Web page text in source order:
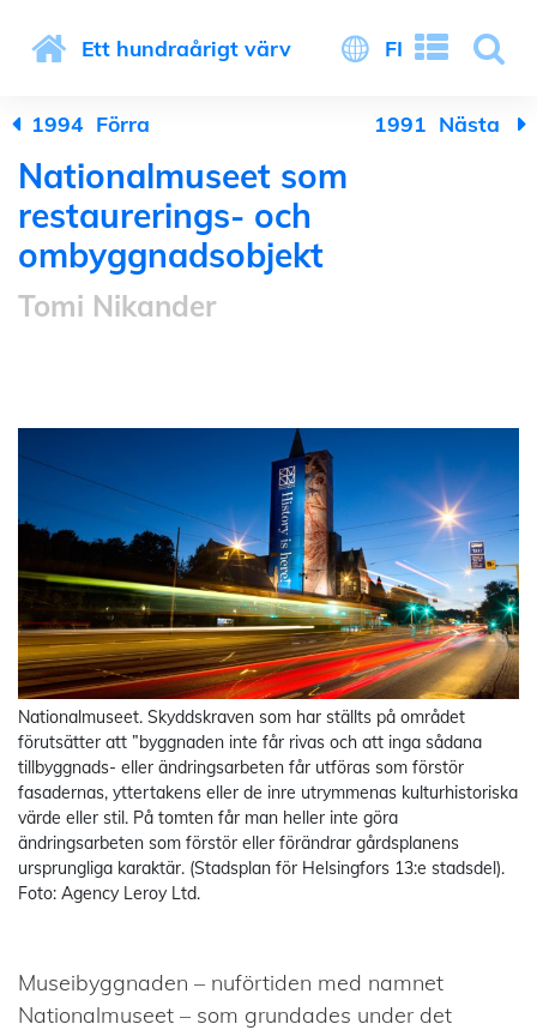
Ett hundraårigt värv FI
1994 Förra 1991 Nästa
Nationalmuseet som
restaurerings- och
ombyggnadsobjekt
Tomi Nikander
Nationalmuseet. Skyddskraven som har ställts på området
förutsätter att ”byggnaden inte får rivas och att inga sådana
tillbyggnads- eller ändringsarbeten får utföras som förstör
fasadernas, yttertakens eller de inre utrymmenas kulturhistoriska
värde eller stil. På tomten får man heller inte göra
ändringsarbeten som förstör eller förändrar gårdsplanens
ursprungliga karaktär. (Stadsplan för Helsingfors 13:e stadsdel).
Foto: Agency Leroy Ltd.
Museibyggnaden – nuförtiden med namnet
Nationalmuseet – som grundades under det